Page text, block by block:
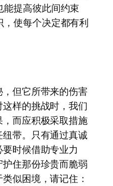
能提高彼此间约束
，使每个决定都有利
但它所带来的伤害
样的挑战时，我们
而应积极采取措施
带。只有通过真诚
时候借助专业力
住那份珍贵而脆弱
似困境，请记住：